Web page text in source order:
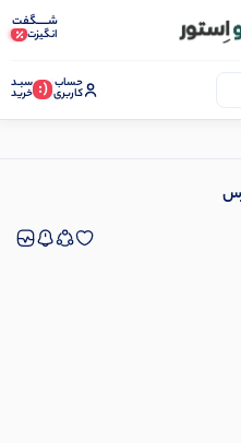
شـــــگفت
انگیزت
حساب
کاربری (: سبـد
خرید